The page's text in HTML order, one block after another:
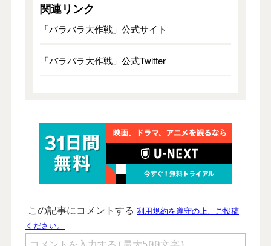
関連リンク
「バラバラ大作戦」公式サイト
「バラバラ大作戦」公式Twitter